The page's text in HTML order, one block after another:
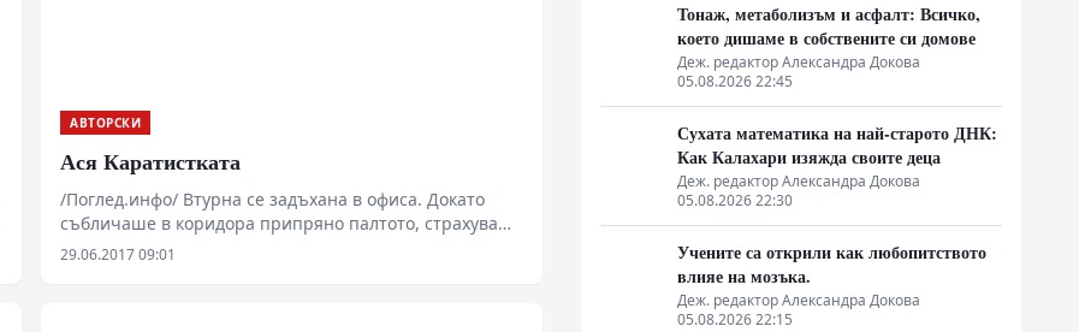
АВТОРСКИ
Ася Каратистката
/Поглед.инфо/ Втурна се задъхана в офиса. Докато
събличаше в коридора припряно палтото, страхуваше
се, че ще чуе гласа на шефа. Този път вече ще ме
29.06.2017 09:01
Тонаж, метаболизъм и асфалт: Всичко,
което дишаме в собствените си домове
Деж. редактор Александра Докова
05.08.2026 22:45
Сухата математика на най-старото ДНК:
Как Калахари изяжда своите деца
Деж. редактор Александра Докова
05.08.2026 22:30
Учените са открили как любопитството
влияе на мозъка.
Деж. редактор Александра Докова
05.08.2026 22:15